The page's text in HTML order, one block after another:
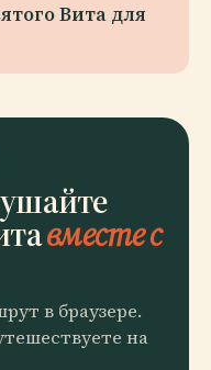
Вита для
вместе с
в браузере.
на